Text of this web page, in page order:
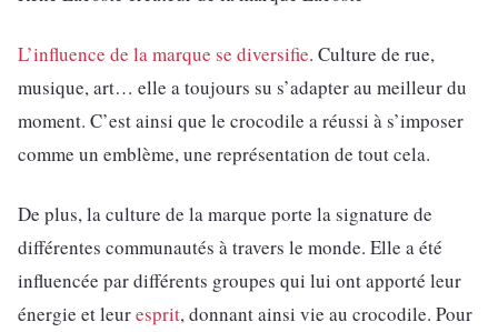
L’influence de la marque se diversifie. Culture de rue,
musique, art… elle a toujours su s’adapter au meilleur du
moment. C’est ainsi que le crocodile a réussi à s’imposer
comme un emblème, une représentation de tout cela.
De plus, la culture de la marque porte la signature de
différentes communautés à travers le monde. Elle a été
influencée par différents groupes qui lui ont apporté leur
énergie et leuresprit, donnant ainsi vie au crocodile. Pour